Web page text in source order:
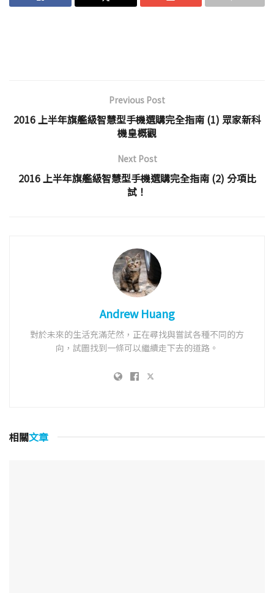
Previous Post
2016 上半年旗艦級智慧型手機選購完全指南 (1) 眾家新科
機皇概觀
Next Post
2016 上半年旗艦級智慧型手機選購完全指南 (2) 分項比
試！
Andrew Huang
對於未來的生活充滿茫然，正在尋找與嘗試各種不同的方
向，試圖找到一條可以繼續走下去的道路。
相關文章